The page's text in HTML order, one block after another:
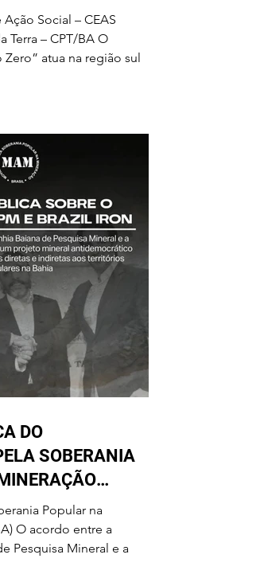
em junho
Social – CEAS
– CPT/BA O
atua na região sul
DO
SOBERANIA
CBPM E
Popular na
a
Pesquisa Mineral e a